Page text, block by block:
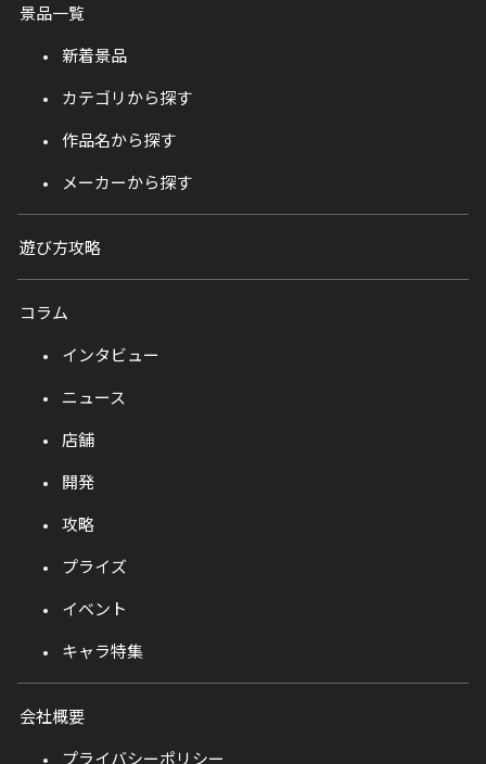
景品一覧
新着景品
カテゴリから探す
作品名から探す
メーカーから探す
遊び方攻略
コラム
インタビュー
ニュース
店舗
開発
攻略
プライズ
イベント
キャラ特集
会社概要
プライバシーポリシー